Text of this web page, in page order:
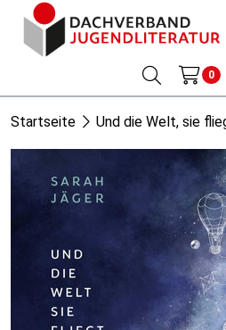
0
Startseite Und die Welt, sie